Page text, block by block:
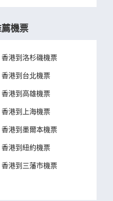
機票
香港到洛杉磯機票
香港到台北機票
香港到高雄機票
香港到上海機票
香港到墨爾本機票
香港到紐約機票
香港到三藩市機票